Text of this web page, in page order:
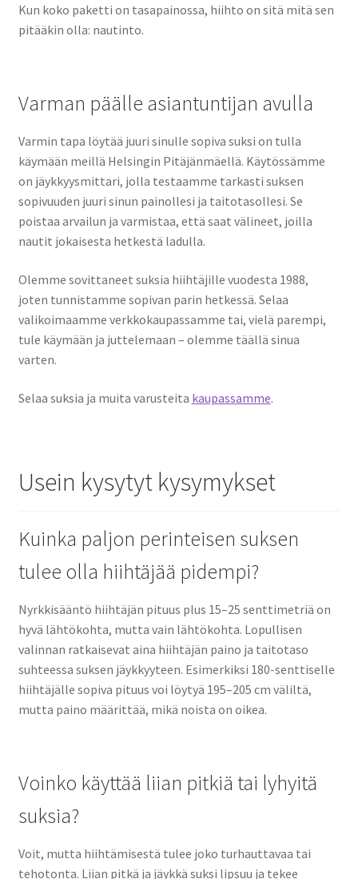
Kun koko paketti on tasapainossa, hiihto on sitä mitä sen
pitääkin olla: nautinto.
Varman päälle asiantuntijan avulla
Varmin tapa löytää juuri sinulle sopiva suksi on tulla
käymään meillä Helsingin Pitäjänmäellä. Käytössämme
on jäykkyysmittari, jolla testaamme tarkasti suksen
sopivuuden juuri sinun painollesi ja taitotasollesi. Se
poistaa arvailun ja varmistaa, että saat välineet, joilla
nautit jokaisesta hetkestä ladulla.
Olemme sovittaneet suksia hiihtäjille vuodesta 1988,
joten tunnistamme sopivan parin hetkessä. Selaa
valikoimaamme verkkokaupassamme tai, vielä parempi,
tule käymään ja juttelemaan – olemme täällä sinua
varten.
Selaa suksia ja muita varusteita kaupassamme.
Usein kysytyt kysymykset
Kuinka paljon perinteisen suksen
tulee olla hiihtäjää pidempi?
Nyrkkisääntö hiihtäjän pituus plus 15–25 senttimetriä on
hyvä lähtökohta, mutta vain lähtökohta. Lopullisen
valinnan ratkaisevat aina hiihtäjän paino ja taitotaso
suhteessa suksen jäykkyyteen. Esimerkiksi 180-senttiselle
hiihtäjälle sopiva pituus voi löytyä 195–205 cm väliltä,
mutta paino määrittää, mikä noista on oikea.
Voinko käyttää liian pitkiä tai lyhyitä
suksia?
Voit, mutta hiihtämisestä tulee joko turhauttavaa tai
tehotonta. Liian pitkä ja jäykkä suksi lipsuu ja tekee